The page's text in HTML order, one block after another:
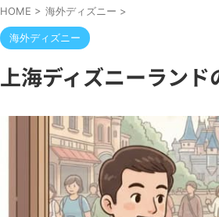
HOME > 海外ディズニー >
海外ディズニー
上海ディズニーランド